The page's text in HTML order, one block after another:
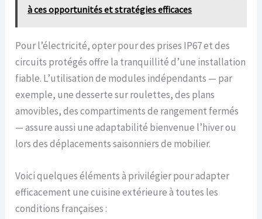
à ces opportunités et stratégies efficaces
Pour l’électricité, opter pour des prises IP67 et des
circuits protégés offre la tranquillité d’une installation
fiable. L’utilisation de modules indépendants — par
exemple, une desserte sur roulettes, des plans
amovibles, des compartiments de rangement fermés
— assure aussi une adaptabilité bienvenue l’hiver ou
lors des déplacements saisonniers de mobilier.
Voici quelques éléments à privilégier pour adapter
efficacement une cuisine extérieure à toutes les
conditions françaises :